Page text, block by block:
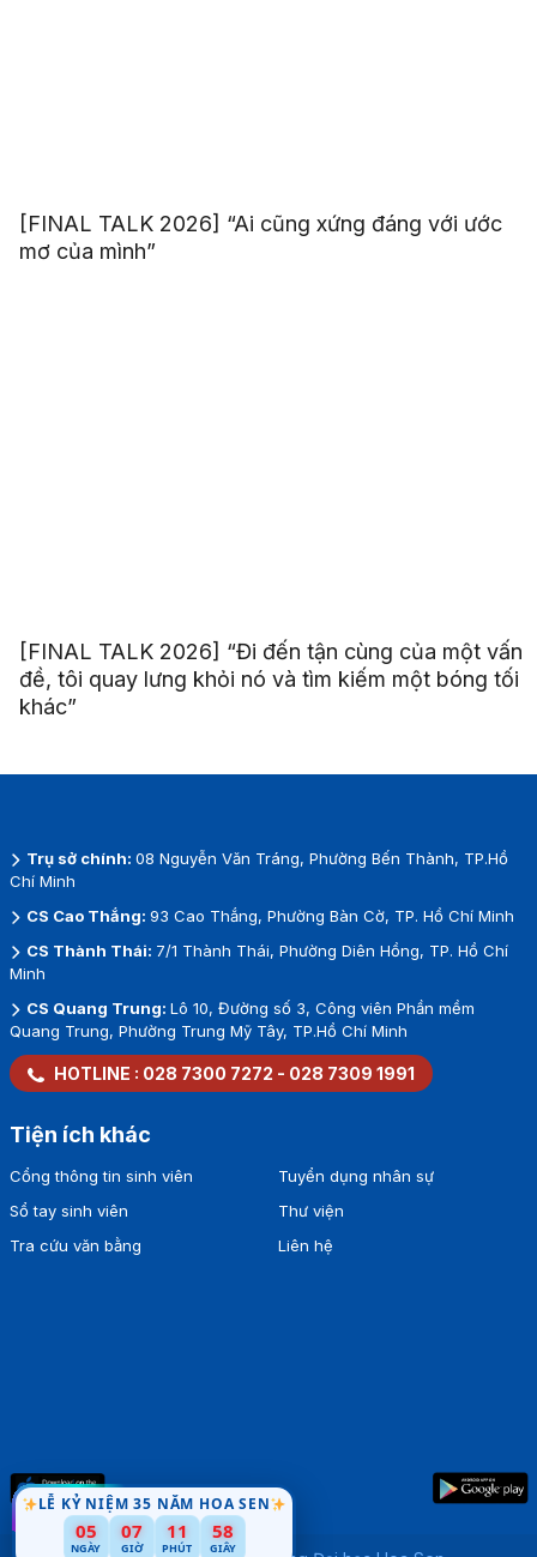
LỄ KỶ NIỆM 35 NĂM HOA SEN
05
NGÀY
07
GIỜ
11
PHÚT
57
GIÂY
[FINAL TALK 2026] “Ai cũng xứng đáng với ước
mơ của mình”
[FINAL TALK 2026] “Đi đến tận cùng của một vấn
đề, tôi quay lưng khỏi nó và tìm kiếm một bóng tối
khác”
Trụ sở chính: 08 Nguyễn Văn Tráng, Phường Bến Thành, TP.Hồ
Chí Minh
CS Cao Thắng: 93 Cao Thắng, Phường Bàn Cờ, TP. Hồ Chí Minh
CS Thành Thái: 7/1 Thành Thái, Phường Diên Hồng, TP. Hồ Chí
Minh
CS Quang Trung: Lô 10, Đường số 3, Công viên Phần mềm
Quang Trung, Phường Trung Mỹ Tây, TP.Hồ Chí Minh
HOTLINE : 028 7300 7272 - 028 7309 1991
Tiện ích khác
Cổng thông tin sinh viên
Sổ tay sinh viên
Tra cứu văn bằng
Tuyển dụng nhân sự
Thư viện
Liên hệ